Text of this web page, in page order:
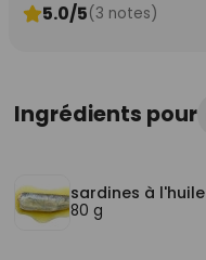
5.0/5(3 notes)
Ingrédients pour
sardines à l'huile
80 g